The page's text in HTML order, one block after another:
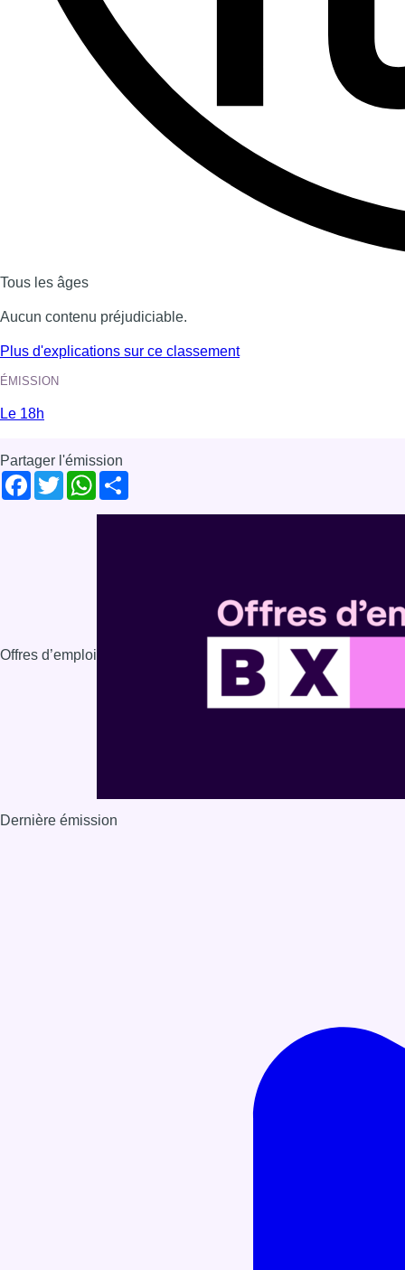
Tous les âges
Aucun contenu préjudiciable.
Plus d'explications sur ce classement
ÉMISSION
Le 18h
Partager l'émission
Facebook
TwitterWhatsApp
Offres d’emploi
Dernière émission